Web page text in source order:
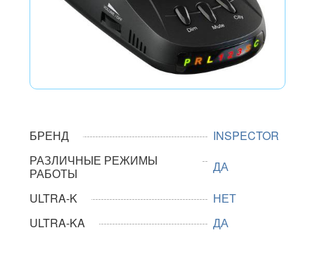
БРЕНД
INSPECTOR
РАЗЛИЧНЫЕ РЕЖИМЫ
РАБОТЫ
ДА
ULTRA-K
НЕТ
ULTRA-KA
ДА